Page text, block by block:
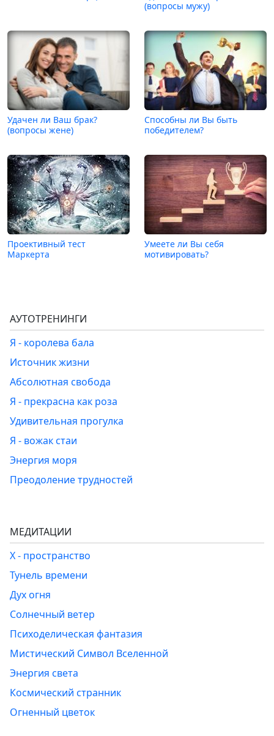
(вопросы мужу)
Удачен ли Ваш брак?
(вопросы жене)
Способны ли Вы быть
победителем?
Проективный тест
Маркерта
Умеете ли Вы себя
мотивировать?
АУТОТРЕНИНГИ
Я - королева бала
Источник жизни
Абсолютная свобода
Я - прекрасна как роза
Удивительная прогулка
Я - вожак стаи
Энергия моря
Преодоление трудностей
МЕДИТАЦИИ
Х - пространство
Тунель времени
Дух огня
Солнечный ветер
Психоделическая фантазия
Мистический Символ Вселенной
Энергия света
Космический странник
Огненный цветок